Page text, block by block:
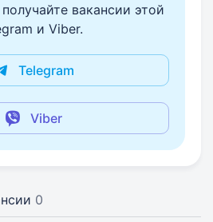
вакансии этой
и Viber.
Telegram
Viber
0